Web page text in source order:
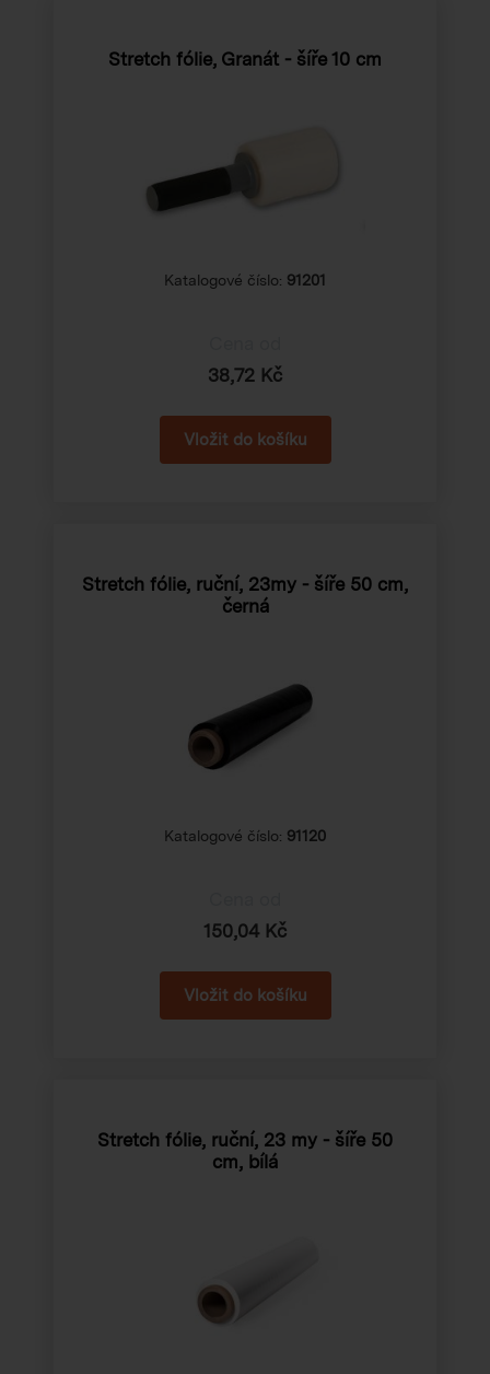
Stretch fólie, Granát - šíře 10 cm
Katalogové číslo: 91201
38,72 Kč
Stretch fólie, ruční, 23my - šíře 50 cm,
černá
Katalogové číslo: 91120
150,04 Kč
Stretch fólie, ruční, 23 my - šíře 50
cm, bílá